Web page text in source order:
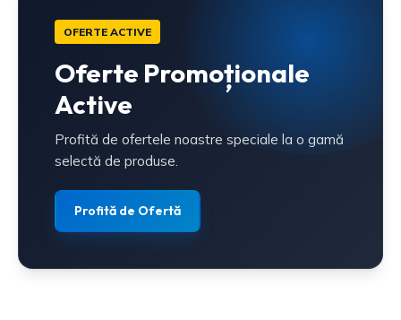
OFERTE ACTIVE
Oferte Promoționale
Active
Profită de ofertele noastre speciale la o gamă
selectă de produse.
Profită de Ofertă